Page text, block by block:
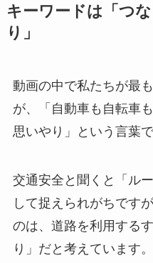
キーワードは「つ
り」
動画の中で私たちが最
が、「自動車も自転車
思いやり」という言葉で
交通安全と聞くと「ル
して捉えられがちです
のは、道路を利用する
り」だと考えています。